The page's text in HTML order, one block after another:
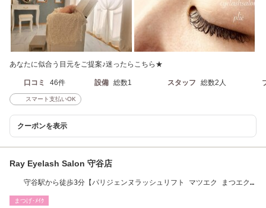
あなたに似合う目元をご提案♪迷ったらこちら★
口コミ 46件 設備 総数1 スタッフ 総数2人
スマート支払いOK
クーポンを表示
Ray Eyelash Salon 守谷店
守谷駅から徒歩3分【パリジェンヌラッシュリフト マツエク まつエク
まつげ･ﾒｲｸ